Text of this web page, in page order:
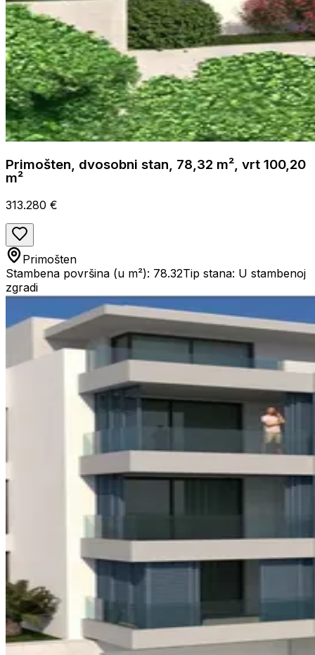
Primošten, dvosobni stan, 78,32 m², vrt 100,20
m²
313.280 €
Primošten
Stambena površina (u m²): 78.32Tip stana: U stambenoj
zgradi